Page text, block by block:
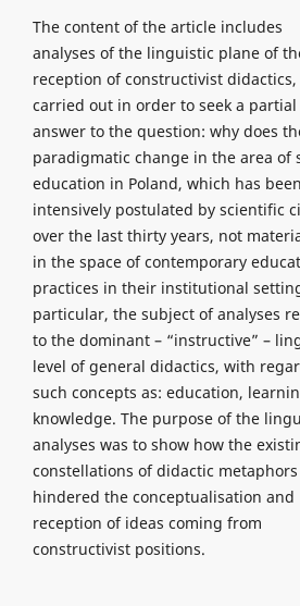
The content of the article includes
analyses of the linguistic plane of
reception of constructivist didactics,
carried out in order to seek a partial
answer to the question: why does
paradigmatic change in the area of
education in Poland, which has been
intensively postulated by scientific
over the last thirty years, not
in the space of contemporary
practices in their institutional
particular, the subject of analyses
to the dominant – “instructive” –
level of general didactics, with
such concepts as: education,
knowledge. The purpose of the
analyses was to show how the
constellations of didactic
hindered the conceptualisation and
reception of ideas coming from
constructivist positions.